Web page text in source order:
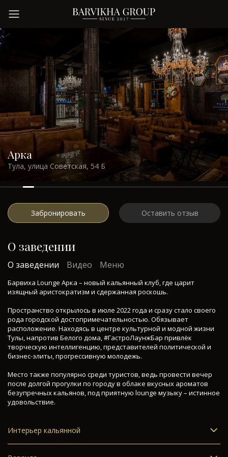
О нас
Арка
Тула, улица Советская, 54 Б
Забронировать Оставить отзыв
О заведении
О заведении Видео Меню
Барвиха Lounge Арка – новый кальянный клуб, где царит
изящный аристократизм и сдержанная роскошь.
Пространство открылось в июле 2022 года и сразу стало своего
рода городской достопримечательностью. Обязывает
расположение. Находясь в центре культурной и модной жизни
Тулы, напротив Белого дома, #ГастроЛаунжБар привлёк
творческую интеллигенцию, представителей политической и
бизнес-элиты, прогрессивную молодежь.
Место также популярно среди туристов, ведь провести вечер
после долгой прогулки по городу в облаке вкусных ароматов
безупречных кальянов, под приятную lounge музыку – истинное
удовольствие.
Интерьер кальянной
Гордость ресторана – коллекция работ современных